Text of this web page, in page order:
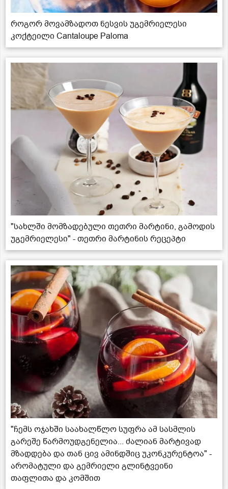
როგორ მოვამზადოთ ნესვის უგემრიელესი
კოქტეილი Cantaloupe Paloma
"სახლში მომზადებული თეთრი მარტინი, გამოდის
უგემრიელესი" - თეთრი მარტინის რეცეპტი
"ჩემს ოჯახში საახალწლო სუფრა ამ სასმლის
გარეშე წარმოუდგენელია... ძალიან მარტივად
მზადდება და თან ცივ ამინდშიც უკონკურენტოა" -
არომატული და გემრიელი გლინტვეინი
თაფლითა და კომშით